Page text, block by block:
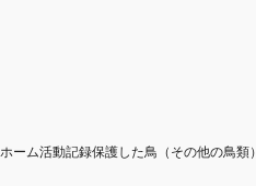
ホーム活動記録保護した鳥（その他の鳥類）